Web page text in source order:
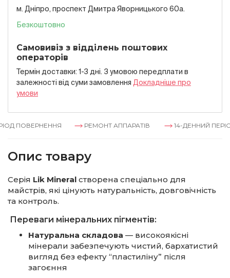
м. Дніпро, проспект Дмитра Яворницького 60а.
Безкоштовно
Самовивіз з відділень поштових
операторів
Термін доставки: 1-3 дні. З умовою передплати в
залежностi вiд суми замовлення Докладнiше про
умови
ПОВЕРНЕННЯ РЕМОНТ АППАРАТІВ 14-ДЕННИЙ
Опис товару
Серія Lik Mineral створена спеціально для
майстрів, які цінують натуральність, довговічність
та контроль.
Переваги мінеральних пігментів:
Натуральна складова — високоякісні
мінерали забезпечують чистий, бархатистий
вигляд без ефекту “пластиліну” після
загоєння